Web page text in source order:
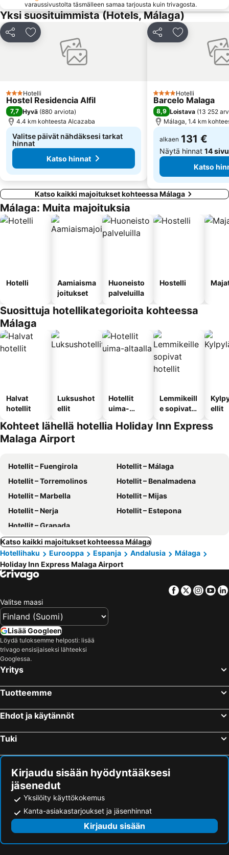
Marqués de Larios
El Morche
Los Álamos
Parque del Sol
Hipódromo Costa del Sol
Plaza de los Naranjos
varaussivustolta täsmälleen samaa tarjousta kuin trivagosta.
Yksi suosituimmista (Hotels, Málaga)
Jaa Lisää suosikkeihin
3 Tähtiluokitus
Hotelli
Hostel Residencia Alfil
7,7 Hyvä (880 arviota)
4.4 km kohteesta Alcazaba
Valitse päivät nähdäksesi tarkat
hinnat
Katso hinnat
Jaa Lisää
4 Tähtiluokitus
Hotelli
Barcelo Malaga
8,9 Loistava (13 252
Málaga, 1.4 km
alkaen 131 €
Näytä hinnat 14
Katso
Katso kaikki majoitukset kohteessa Málaga
Málaga: Muita majoituksia
Hotelli
Aamiaisma
joitukset
Huoneisto
palveluilla
Hostelli
Suosittuja hotellikategorioita kohteessa
Málaga
Halvat
hotellit
Luksushot
ellit
Hotellit
uima-
Lemmikeill
e sopivat
ellit
Kohteet lähellä hotellia Holiday Inn Express
Malaga Airport
Hotellit – Fuengirola
Hotellit – Málaga
Hotellit – Torremolinos
Hotellit – Benalmadena
Hotellit – Marbella
Hotellit – Mijas
Hotellit – Nerja
Hotellit – Estepona
Hotellit – Granada
Katso kaikki majoitukset kohteessa Málaga
Hotellihaku
Eurooppa Espanja Andalusia
Málaga
Holiday Inn Express Malaga Airport
Facebook
Twitter
Valitse maasi
Lisää Googleen
Löydä tuloksemme helposti: lisää
trivago ensisijaiseksi lähteeksi
Googlessa.
Yritys
Tuotteemme
Ehdot ja käytännöt
Tuki
Kirjaudu sisään hyödyntääksesi
jäsenedut
Yksilöity käyttökokemus
Kanta-asiakastarjoukset ja jäsenhinnat
Kirjaudu sisään